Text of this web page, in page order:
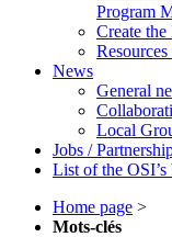
Program
Create
News
General
Local
Jobs /
List of the OSI’s
Home page >
Mots-clés